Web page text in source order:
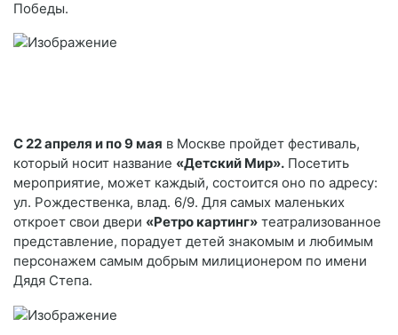
Победы.
С 22 апреля и по 9 мая в Москве пройдет фестиваль,
который носит название «Детский Мир». Посетить
мероприятие, может каждый, состоится оно по адресу:
ул. Рождественка, влад. 6/9. Для самых маленьких
откроет свои двери «Ретро картинг» театрализованное
представление, порадует детей знакомым и любимым
персонажем самым добрым милиционером по имени
Дядя Степа.